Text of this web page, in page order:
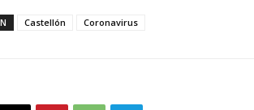
Castellón Coronavirus